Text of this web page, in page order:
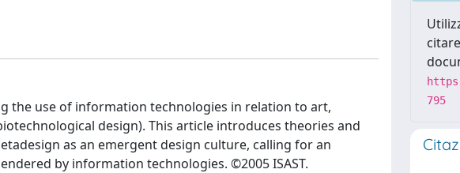
the use of information technologies in relation to art,
design). This article introduces theories and
as an emergent design culture, calling for an
by information technologies. ©2005 ISAST.
795